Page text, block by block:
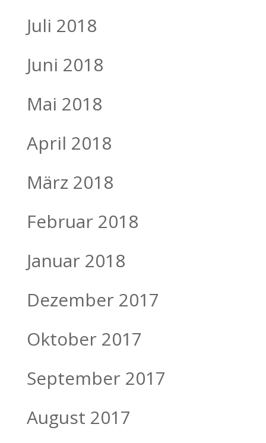
Juli 2018
Juni 2018
Mai 2018
April 2018
März 2018
Februar 2018
Januar 2018
Dezember 2017
Oktober 2017
September 2017
August 2017